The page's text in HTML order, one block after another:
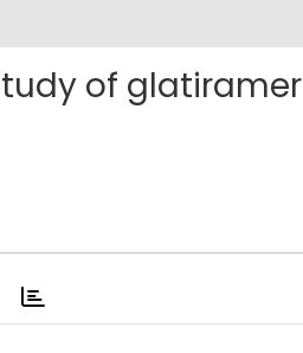
of glatiramer